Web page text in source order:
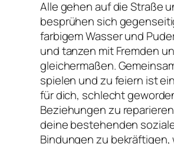
Alle gehen auf die Straße
besprühen sich
farbigem Wasser und
und tanzen mit Fremden
gleichermaßen.
spielen und zu feiern ist
für dich, schlecht
Beziehungen zu
deine bestehenden
Bindungen zu bekräftigen,